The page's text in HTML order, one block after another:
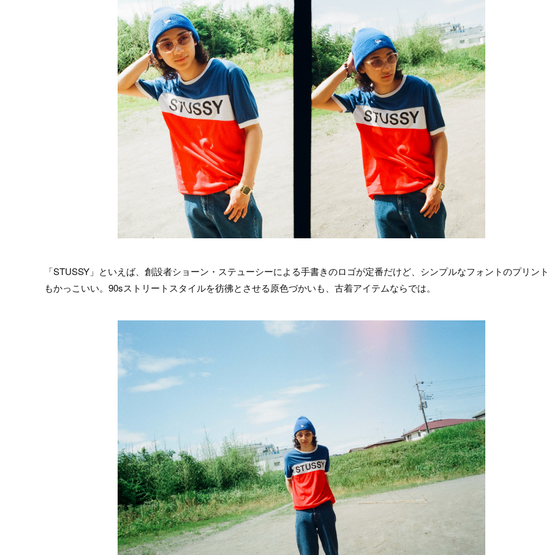
「STUSSY」といえば、創設者ショーン・ステューシーによる手書きのロゴが定番だけど、シンプルなフォントのプリン
もかっこいい。90sストリートスタイルを彷彿とさせる原色づかいも、古着アイテムならでは。